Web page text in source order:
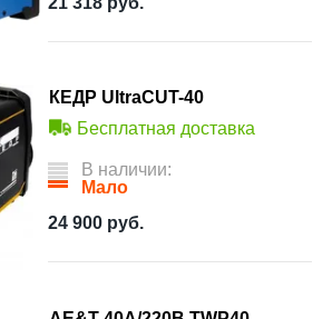
КЕДР UltraCUT-40
Бесплатная доставка
В наличии:
Мало
24 900 руб.